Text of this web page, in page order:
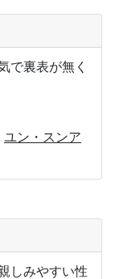
で裏表が無く
ユン・スンア
しみやすい性